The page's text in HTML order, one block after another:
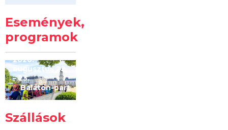
Események,
programok
Kilóméterek
2026
2026.
augusztus 22
– 23.
Balaton-part
Szállások